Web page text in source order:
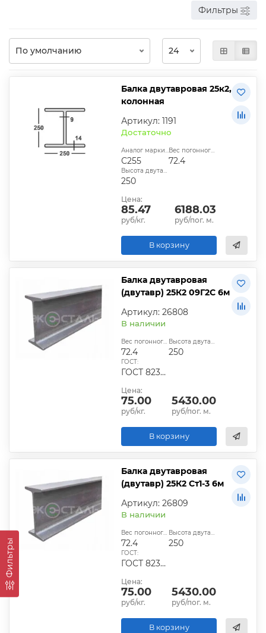
Фильтры
Фильтры
Балка двутавровая 25к2,
колонная
Артикул: 1191
Достаточно
Аналог марки стали:
С255
Вес погонного метра, кг:
72.4
Высота двутавра:
250
Цена:
85.47
руб/кг.
6188.03
руб/пог. м.
В корзину
Балка двутавровая
(двутавр) 25К2 09Г2С 6м
Артикул: 26808
В наличии
Вес погонного метра, кг:
72.4
Высота двутавра:
250
ГОСТ:
ГОСТ 8239-89
Цена:
75.00
руб/кг.
5430.00
руб/пог. м.
В корзину
Балка двутавровая
(двутавр) 25К2 Ст1-3 6м
Артикул: 26809
В наличии
Вес погонного метра, кг:
72.4
Высота двутавра:
250
ГОСТ:
ГОСТ 8239-89
Цена:
75.00
руб/кг.
5430.00
руб/пог. м.
В корзину